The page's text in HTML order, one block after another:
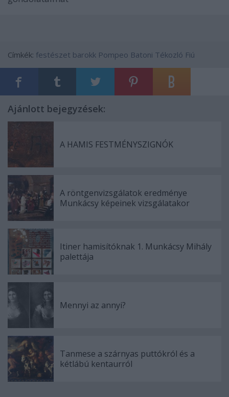
Címkék: festészet barokk Pompeo Batoni Tékozló Fiú
Ajánlott bejegyzések:
A HAMIS FESTMÉNYSZIGNÓK
A röntgenvizsgálatok eredménye
Munkácsy képeinek vizsgálatakor
Itiner hamisítóknak 1. Munkácsy Mihály
palettája
Mennyi az annyi?
Tanmese a szárnyas puttókról és a
kétlábú kentaurról